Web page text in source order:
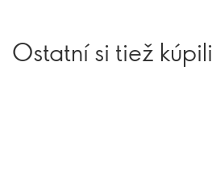
Ostatní si tiež kúpili